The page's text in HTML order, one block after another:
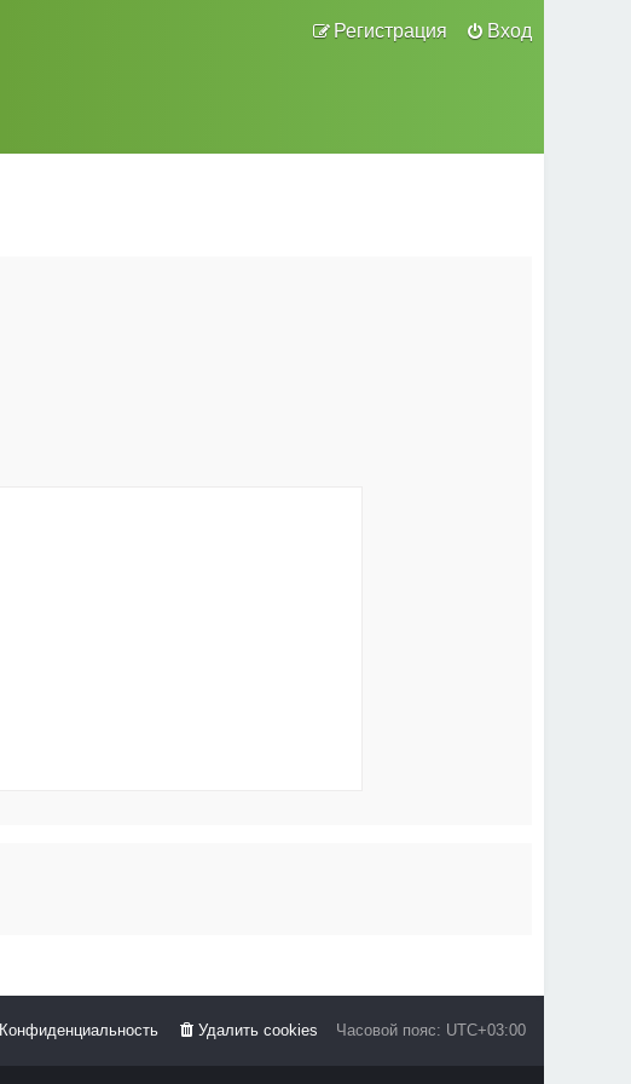
Вход
Регистрация
Часовой пояс: UTC+03:00
Удалить cookies
Конфиденциальность